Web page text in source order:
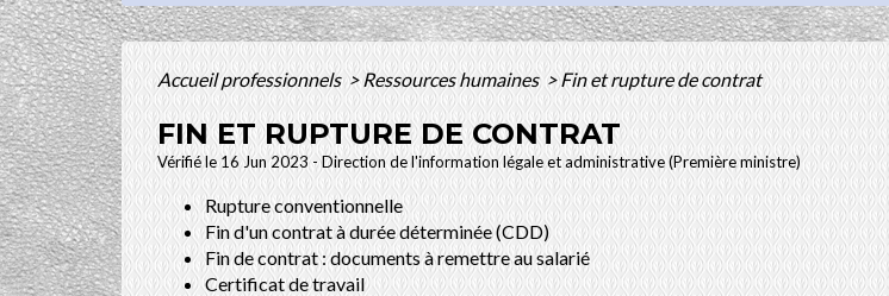
Accueil professionnels> Ressources humaines > Fin et rupture de contrat
FIN ET RUPTURE DE CONTRAT
Vérifié le 16 Jun 2023 - Direction de l'information légale et administrative (Première ministre)
Rupture conventionnelle
Fin d'un contrat à durée déterminée (CDD)
Fin de contrat : documents à remettre au salarié
Certificat de travail